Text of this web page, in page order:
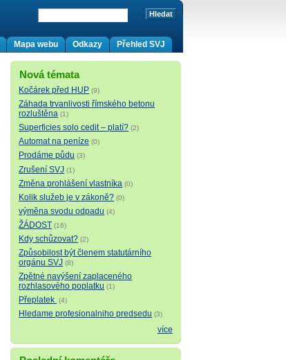
Přehled SVJ
Odkazy
Mapa webu
Nová témata
Kočárek před HUP (9)
Záhada trvanlivosti římského betonu
rozluštěna (1)
Superficies solo cedit – platí? (2)
Automat na peníze (0)
Prodáme půdu (3)
Zrušení SVJ (1)
Změna prohlášení vlastníka (0)
Kolik služeb je v zákoně? (0)
výměna svodu odpadu (4)
ŽÁDOST (16)
Kdy schůzovat? (2)
Způsobilost být členem statutárního
orgánu SVJ (8)
Zpětné navýšení zaplaceného
rozhlasového poplatku (1)
Přeplatek (4)
Hledame profesionalniho predsedu (3)
více